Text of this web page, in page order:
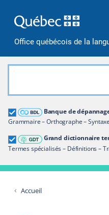
Office québécois de la
Banque de
Grammaire – Orthographe –
Grand dictionnaire
Termes spécialisés – Définitions –
Grand dictionnaire
Restreindre aux termes
Accueil